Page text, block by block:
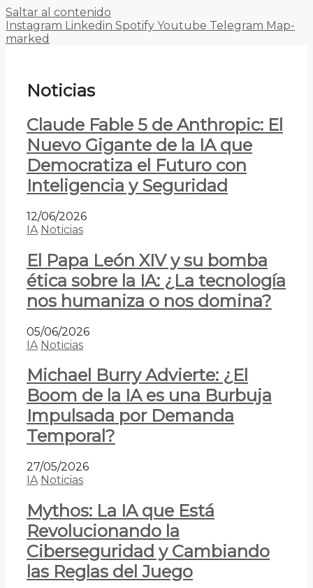
Saltar al contenido
Instagram Linkedin Spotify Youtube Telegram Map-
marked
Noticias
Claude Fable 5 de Anthropic: El
Nuevo Gigante de la IA que
Democratiza el Futuro con
Inteligencia y Seguridad
12/06/2026
IA Noticias
El Papa León XIV y su bomba
ética sobre la IA: ¿La tecnología
nos humaniza o nos domina?
05/06/2026
IA Noticias
Michael Burry Advierte: ¿El
Boom de la IA es una Burbuja
Impulsada por Demanda
Temporal?
27/05/2026
IA Noticias
Mythos: La IA que Está
Revolucionando la
Ciberseguridad y Cambiando
las Reglas del Juego